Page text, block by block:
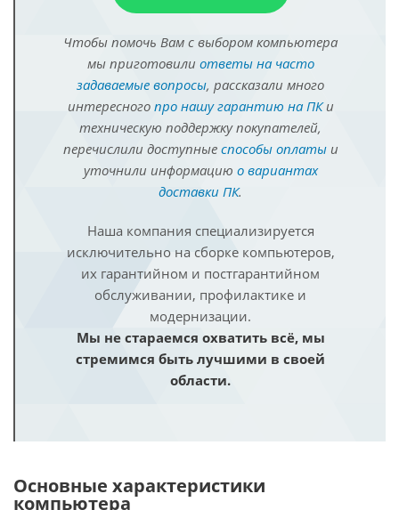
Чтобы помочь Вам с выбором компьютера
мы приготовили ответы на часто
задаваемые вопросы, рассказали много
интересного про нашу гарантию на ПКи
техническую поддержку покупателей,
перечислили доступные способы оплатыи
уточнили информацию о вариантах
доставки ПК.
Наша компания специализируется
исключительно на сборке компьютеров,
их гарантийном и постгарантийном
обслуживании, профилактике и
модернизации.
Мы не стараемся охватить всё, мы
стремимся быть лучшими в своей
области.
Основные характеристики
компьютера